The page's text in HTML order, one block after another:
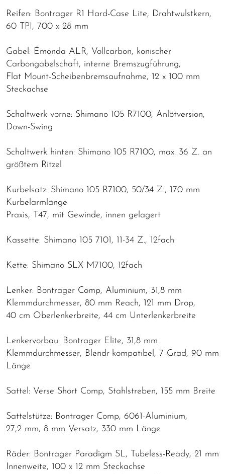
Reifen: Bontrager R1 Hard-Case Lite, Drahtwulstkern,
60 TPI, 700 x 28 mm
Gabel: Émonda ALR, Vollcarbon, konischer
Carbongabelschaft, interne Bremszugführung,
Flat Mount-Scheibenbremsaufnahme, 12 x 100 mm
Steckachse
Schaltwerk vorne: Shimano 105 R7100, Anlötversion,
Down-Swing
Schaltwerk hinten: Shimano 105 R7100, max. 36 Z. an
größtem Ritzel
Kurbelsatz: Shimano 105 R7100, 50/34 Z., 170 mm
Kurbelarmlänge
Praxis, T47, mit Gewinde, innen gelagert
Kassette: Shimano 105 7101, 11-34 Z., 12fach
Kette: Shimano SLX M7100, 12fach
Lenker: Bontrager Comp, Aluminium, 31,8 mm
Klemmdurchmesser, 80 mm Reach, 121 mm Drop,
40 cm Oberlenkerbreite, 44 cm Unterlenkerbreite
Lenkervorbau: Bontrager Elite, 31,8 mm
Klemmdurchmesser, Blendr-kompatibel, 7 Grad, 90 mm
Länge
Sattel: Verse Short Comp, Stahlstreben, 155 mm Breite
Sattelstütze: Bontrager Comp, 6061-Aluminium,
27,2 mm, 8 mm Versatz, 330 mm Länge
Räder: Bontrager Paradigm SL, Tubeless-Ready, 21 mm
Innenweite, 100 x 12 mm Steckachse